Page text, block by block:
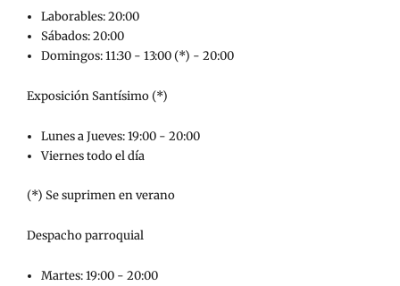
Laborables: 20:00
Sábados: 20:00
Domingos: 11:30 - 13:00 (*) - 20:00
Exposición Santísimo (*)
Lunes a Jueves: 19:00 - 20:00
Viernes todo el día
(*) Se suprimen en verano
Despacho parroquial
Martes: 19:00 - 20:00